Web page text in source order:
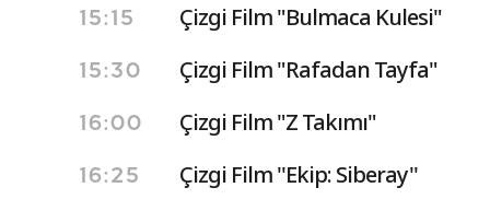
15:15 Çizgi Film "Bulmaca Kulesi"
15:30 Çizgi Film "Rafadan Tayfa"
16:00 Çizgi Film "Z Takımı"
16:25 Çizgi Film ''Ekip: Siberay''